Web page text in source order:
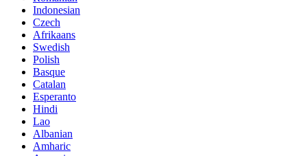
Indonesian
Czech
Afrikaans
Swedish
Polish
Basque
Catalan
Esperanto
Hindi
Lao
Albanian
Amharic